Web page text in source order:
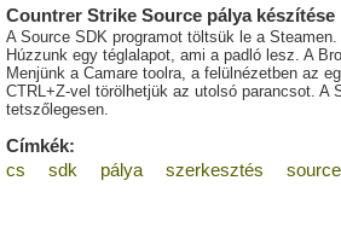
Countrer Strike Source pálya készítése
A Source SDK programot töltsük le a
Húzzunk egy téglalapot, ami a padló lesz. A
Menjünk a Camare toolra, a felülnézetben az
CTRL+Z-vel törölhetjük az utolsó parancsot.
tetszőlegesen.
Címkék:
cs
sdk pálya szerkesztés source